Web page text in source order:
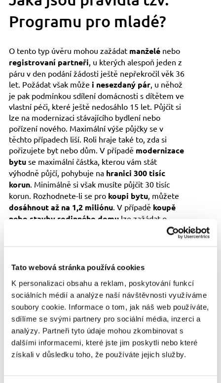
Tato webová stránka používá cookies
K personalizaci obsahu a reklam, poskytování funkcí
sociálních médií a analýze naší návštěvnosti využíváme
soubory cookie. Informace o tom, jak náš web používáte,
sdílíme se svými partnery pro sociální média, inzerci a
analýzy. Partneři tyto údaje mohou zkombinovat s
dalšími informacemi, které jste jim poskytli nebo které
získali v důsledku toho, že používáte jejich služby.
Programu pro mladé?
O tento typ úvěru mohou zažádat manželénebo
registrovaní partneři, u kterých alespoň jeden z
páru v den podání žádosti ještě nepřekročil věk 36
let. Požádat však může i nesezdaný pár, u něhož
je pak podmínkou sdílení domácnosti s dítětem ve
vlastní péči, které ještě nedosáhlo 15 let. Půjčit si
lze na modernizaci stávajícího bydlení nebo
pořízení nového. Maximální výše půjčky se v
těchto případech liší. Roli hraje také to, zda si
pořizujete byt nebo dům. V případě modernizace
bytuse maximální částka, kterou vám stát
výhodně půjčí, pohybuje na hranici 300 tisíc
korun. Minimálně si však musíte půjčit 30 tisíc
korun. Rozhodnete-li se pro koupi bytu, můžete
dosáhnout až na 1,2 miliónu. V případě koupě
nebo stavby rodinného domulze zažádat o
. Jeho podlahová plocha
Jak dlouho budete
splácet a jaké jsou
finanční podmínky?
Úvěr se standardně poskytuje na 20 let. V
individuálně posuzovaných případech lze dobu
můžete v průběhu čerpání půjčky uplatnit i